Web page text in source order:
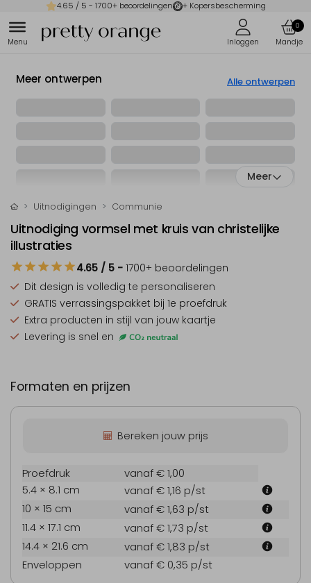
4.65 / 5 - 1700+ beoordelingen + Kopersbescherming
0
Meer ontwerpen Alle ontwerpen
Meer
Uitnodigingen Communie
Uitnodiging vormsel met kruis van christelijke
illustraties
4.65 / 5 - 1700+ beoordelingen
Dit design is volledig te personaliseren
GRATIS verrassingspakket bij 1e proefdruk
Extra producten in stijl van jouw kaartje
Levering is snel en
Formaten en prijzen
Bereken jouw prijs
Proefdruk
vanaf € 1,00
5.4 × 8.1 cm
vanaf € 1,16 p/st
10 × 15 cm
vanaf € 1,63 p/st
11.4 × 17.1 cm
vanaf € 1,73 p/st
14.4 × 21.6 cm
vanaf € 1,83 p/st
Enveloppen
vanaf € 0,35 p/st